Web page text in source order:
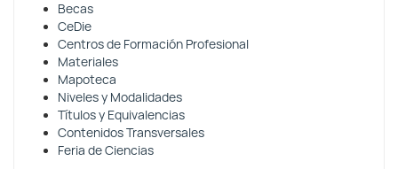
Becas
CeDie
Centros de Formación Profesional
Materiales
Mapoteca
Niveles y Modalidades
Títulos y Equivalencias
Contenidos Transversales
Feria de Ciencias